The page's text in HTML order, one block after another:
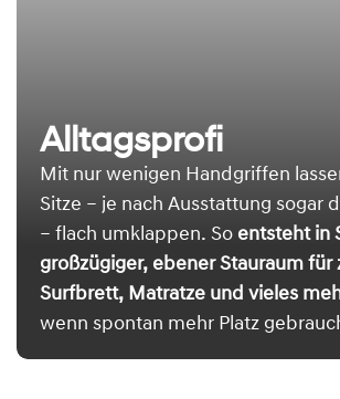
Alltagsprofi
Mit nur wenigen Handgriffen
Sitze – je nach Ausstattung sogar
– flach umklappen. So entsteht in
großzügiger, ebener Stauraum für
Surfbrett, Matratze und vieles
wenn spontan mehr Platz